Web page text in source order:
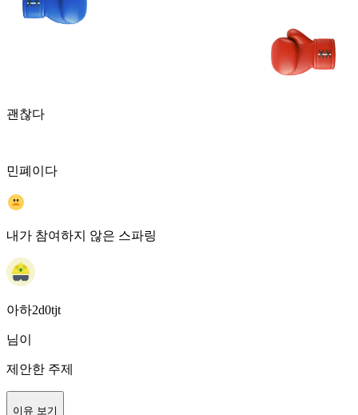
괜찮다
민폐이다
내가 참여하지 않은 스파링
아하2d0tjt
님이
제안한 주제
이유 보기